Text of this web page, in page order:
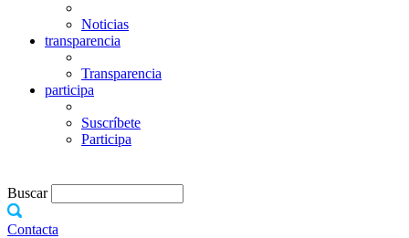
Noticias
transparencia
Transparencia
participa
Suscríbete
Participa
Buscar
Contacta